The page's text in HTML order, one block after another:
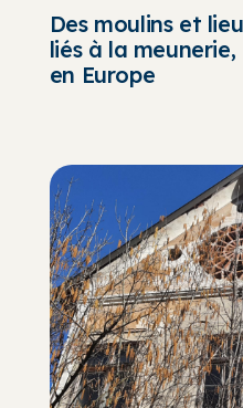
Des moulins et
liés à la meunerie,
en Europe